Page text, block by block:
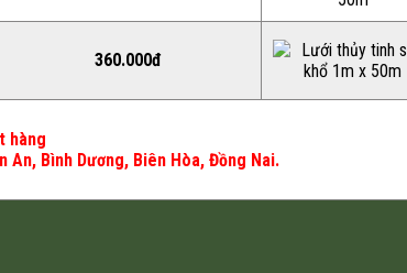
360.000đ
hàng
Bình Dương, Biên Hòa, Đồng Nai.